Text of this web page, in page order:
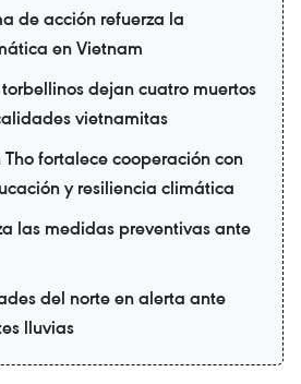
de acción refuerza la
en Vietnam
dejan cuatro muertos
vietnamitas
fortalece cooperación con
y resiliencia climática
las medidas preventivas ante
del norte en alerta ante
lluvias